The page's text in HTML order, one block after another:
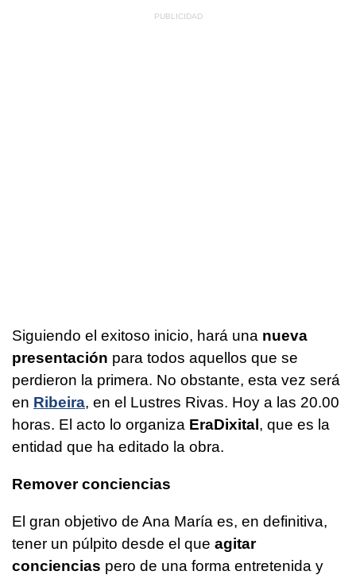
Siguiendo el exitoso inicio, hará una nueva
presentación para todos aquellos que se
perdieron la primera. No obstante, esta vez será
en Ribeira, en el Lustres Rivas. Hoy a las 20.00
horas. El acto lo organiza EraDixital, que es la
entidad que ha editado la obra.
Remover conciencias
El gran objetivo de Ana María es, en definitiva,
tener un púlpito desde el que agitar
conciencias pero de una forma entretenida y